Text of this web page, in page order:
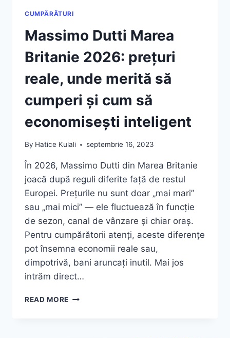
CUMPĂRĂTURI
Massimo Dutti Marea
Britanie 2026: prețuri
reale, unde merită să
cumperi și cum să
economisești inteligent
By Hatice Kulali septembrie 16, 2023
În 2026, Massimo Dutti din Marea Britanie
joacă după reguli diferite față de restul
Europei. Prețurile nu sunt doar „mai mari”
sau „mai mici” — ele fluctuează în funcție
de sezon, canal de vânzare și chiar oraș.
Pentru cumpărătorii atenți, aceste diferențe
pot însemna economii reale sau,
dimpotrivă, bani aruncați inutil. Mai jos
intrăm direct…
READ MORE MASSIMO